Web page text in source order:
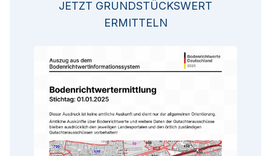
JETZT GRUNDSTÜCKSWERT
ERMITTELN